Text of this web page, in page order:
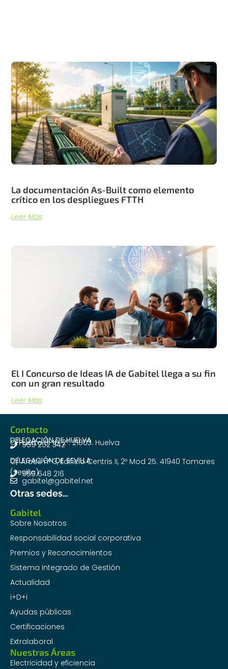
Artículos recientes
La documentación As-Built como elemento
crítico en los despliegues FTTH
Leer Más
El I Concurso de Ideas IA de Gabitel llega a su fin
con un gran resultado
Leer Más
Gabitel
Sobre Nosotros
Responsabilidad social corporativa
Premios y Reconocimientos
Sistema Integrado de Gestión
Actualidad
i+D+i
Ayudas públicas
Certificaciones
Extralaboral
Nuestras Áreas
Electricidad y eficiencia
Contacto
DELEGACIÓN DE HUELVA
C/Puerto 8-10, 2º. 21003. Huelva
959 252 342
DELEGACIÓN DE SEVILLA
C/ Arcos nº 3, Edificio Centris II, 2º Mod 25. 41940 Tomares
(Sevilla)
955 648 216
gabitel@gabitel.net
Otras sedes…